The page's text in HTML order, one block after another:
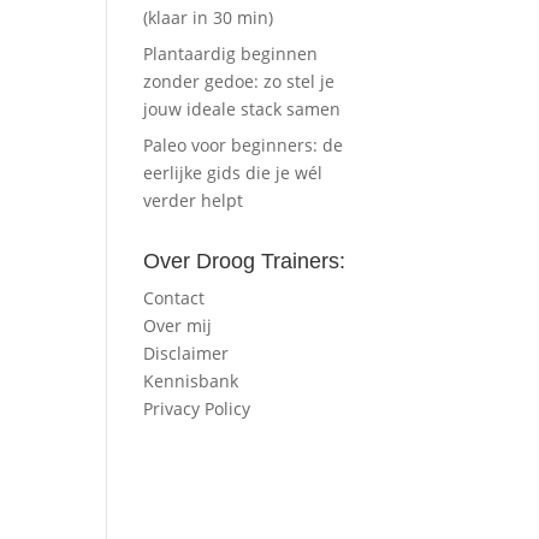
(klaar in 30 min)
Plantaardig beginnen
zonder gedoe: zo stel je
jouw ideale stack samen
Paleo voor beginners: de
eerlijke gids die je wél
verder helpt
Over Droog Trainers:
Contact
Over mij
Disclaimer
Kennisbank
Privacy Policy